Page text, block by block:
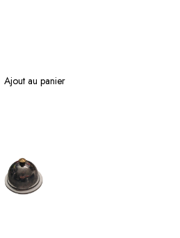
Ajout au panier